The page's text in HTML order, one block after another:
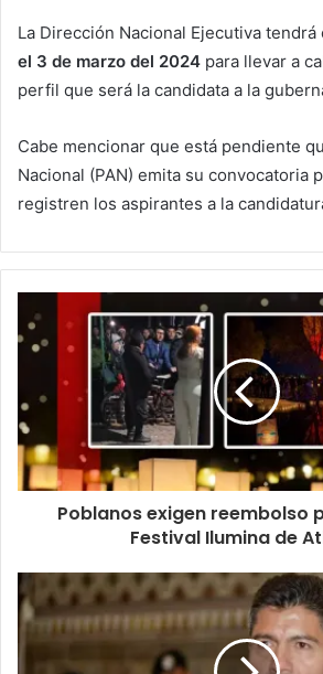
La Dirección Nacional Ejecutiva
el 3 de marzo del 2024 para llevar a
perfil que será la candidata a la
Cabe mencionar que está pendiente
Nacional (PAN) emita su convocatoria
registren los aspirantes a la
Poblanos exigen reembolso
Festival Ilumina de